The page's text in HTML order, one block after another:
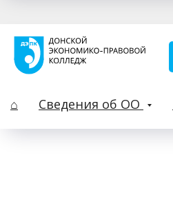
⌂ Сведения об ОО